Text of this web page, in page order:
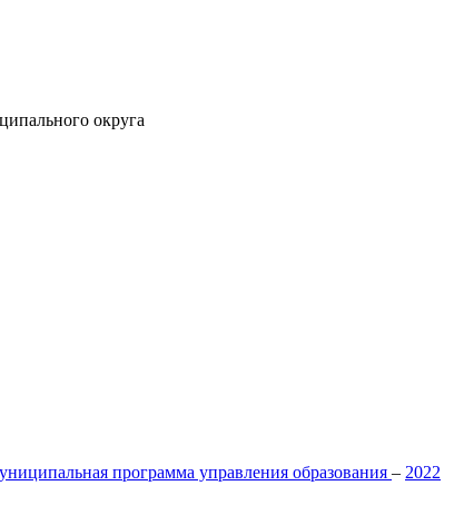
округа
программа управления образования – 2022